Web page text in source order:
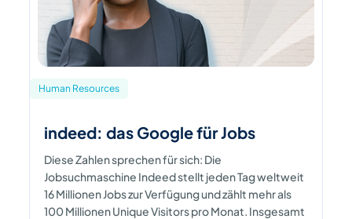
Human Resources
indeed: das Google für Jobs
Diese Zahlen sprechen für sich: Die
Jobsuchmaschine Indeed stellt jeden Tag weltweit
16 Millionen Jobs zur Verfügung und zählt mehr als
100 Millionen Unique Visitors pro Monat. Insgesamt